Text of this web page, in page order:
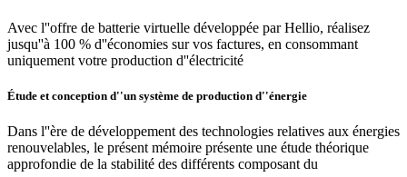
Avec l''offre de batterie virtuelle développée par Hellio, réalisez
jusqu''à 100 % d''économies sur vos factures, en consommant
uniquement votre production d''électricité
Étude et conception d''un système de production d''énergie
Dans l''ère de développement des technologies relatives aux énergies
renouvelables, le présent mémoire présente une étude théorique
approfondie de la stabilité des différents composant du